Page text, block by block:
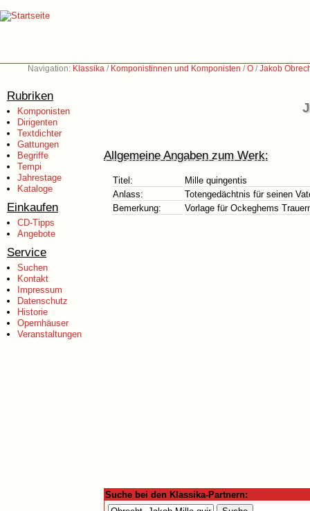
Navigation: Klassika / Komponistinnen und Komponisten /O /Jakob
Rubriken
Komponisten
Dirigenten
Textdichter
Gattungen
Begriffe
Tempi
Jahrestage
Kataloge
Einkaufen
CD-Tipps
Angebote
Service
Suchen
Kontakt
Impressum
Datenschutz
Historie
Opernhäuser
Veranstaltungen
Allgemeine Angaben zum Werk:
Titel:
Mille quingentis
Anlass:
Totengedächtnis für seinen
Bemerkung:
Vorlage für Ockeghems
Suche bei den Klassika-Partnern: